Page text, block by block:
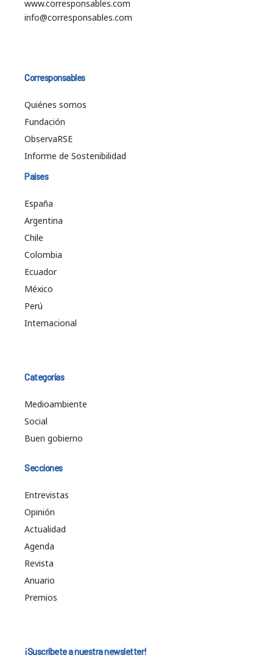
www.corresponsables.com
info@corresponsables.com
Corresponsables
Quiénes somos
Fundación
ObservaRSE
Informe de Sostenibilidad
Países
España
Argentina
Chile
Colombia
Ecuador
México
Perú
Internacional
Categorías
Medioambiente
Social
Buen gobierno
Secciones
Entrevistas
Opinión
Actualidad
Agenda
Revista
Anuario
Premios
¡Suscríbete a nuestra newsletter!